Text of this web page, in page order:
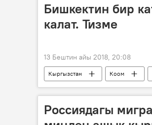
Бишкектин бир
калат. Тизме
13 Бештин айы 2018, 20:08
Кыргызстан Коом
Россиядагы